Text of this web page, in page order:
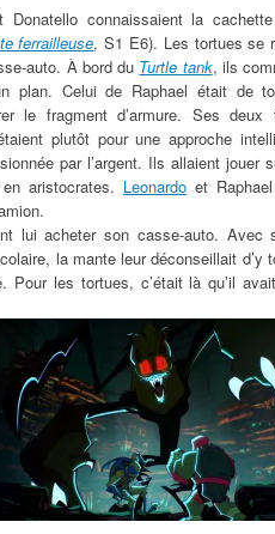
Donatello connaissaient la
ferrailleuse, S1 E6). Les tortues se
auto. À bord du Turtle tank, ils
plan. Celui de Raphael était de
le fragment d’armure. Ses deux
plutôt pour une approche
par l’argent. Ils allaient jouer
aristocrates. Leonardo et
lui acheter son casse-auto. Avec
la mante leur déconseillait d’y
Pour les tortues, c’était là qu’il